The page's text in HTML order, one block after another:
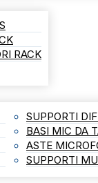
RACK
SUPPORTI
BASI MIC DA
ASTE
SUPPORTI